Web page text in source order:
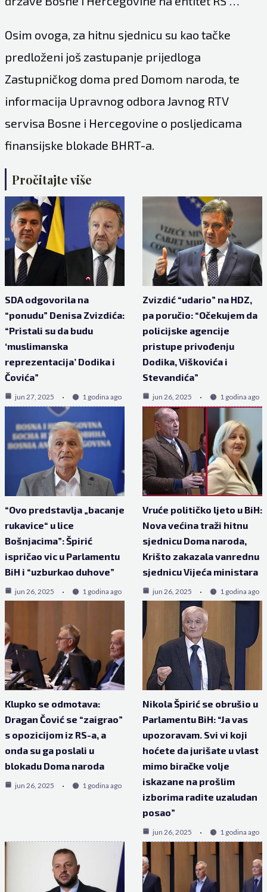
Osim ovoga, za hitnu sjednicu su kao tačke
predloženi još zastupanje prijedloga
Zastupničkog doma pred Domom naroda, te
informacija Upravnog odbora Javnog RTV
servisa Bosne i Hercegovine o posljedicama
finansijske blokade BHRT-a.
Pročitajte više
SDA odgovorila na
“ponudu” Denisa Zvizdića:
“Pristali su da budu
‘muslimanska
reprezentacija’ Dodika i
Čovića”
jun 27, 2025 1 godina ago
Zvizdić “udario” na HDZ,
pa poručio: “Očekujem da
policijske agencije
pristupe privođenju
Dodika, Viškovića i
Stevandića”
jun 26, 2025 1 godina ago
“Ovo predstavlja „bacanje
rukavice“ u lice
Bošnjacima”: Špirić
ispričao vic u Parlamentu
BiH i “uzburkao duhove”
jun 26, 2025 1 godina ago
Vruće političko ljeto u BiH:
Nova većina traži hitnu
sjednicu Doma naroda,
Krišto zakazala vanrednu
sjednicu Vijeća ministara
jun 26, 2025 1 godina ago
Klupko se odmotava:
Dragan Čović se “zaigrao”
s opozicijom iz RS-a, a
onda su ga poslali u
blokadu Doma naroda
jun 26, 2025 1 godina ago
Nikola Špirić se obrušio u
Parlamentu BiH: “Ja vas
upozoravam. Svi vi koji
hoćete da jurišate u vlast
mimo biračke volje
iskazane na prošlim
izborima radite uzaludan
posao”
jun 26, 2025 1 godina ago